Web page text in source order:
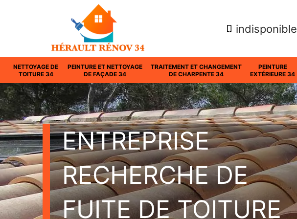
indisponible
NETTOYAGE DE
TOITURE 34
PEINTURE ET NETTOYAGE
DE FAÇADE 34
TRAITEMENT ET CHANGEMENT
DE CHARPENTE 34
PEINTURE
EXTÉRIEURE 34
ENTREPRISE
RECHERCHE DE
FUITE DE TOITURE